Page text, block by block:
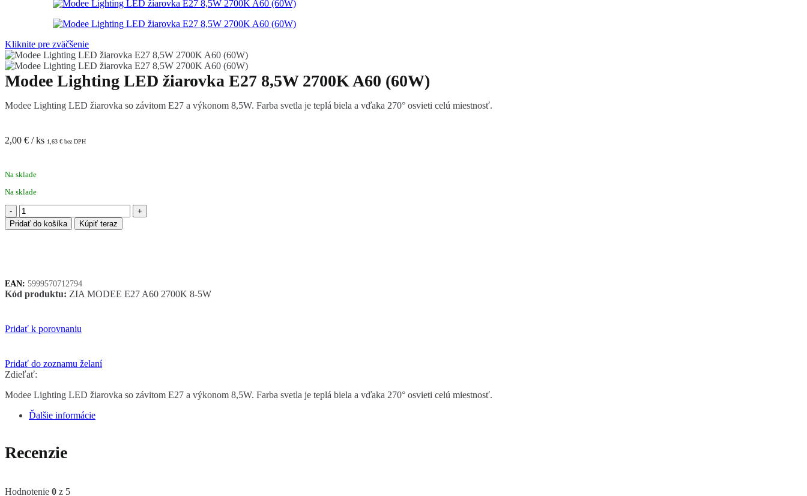
Kliknite pre zväčšenie
Modee Lighting LED žiarovka E27 8,5W 2700K A60 (60W)
Modee Lighting LED žiarovka so závitom E27 a výkonom 8,5W. Farba svetla je teplá biela a vďaka 270° osvieti celú miestnosť.
2,00 € / ks 1,63 € bez DPH
Na sklade
Na sklade
množstvo
Modee
Lighting
2700K
A60
Pridať do košíka Kúpiť teraz
EAN: 5999570712794
Kód produktu: ZIA MODEE E27 A60 2700K 8-5W
Pridať k porovnaniu
Pridať do zoznamu želaní
Zdieľať:
Modee Lighting LED žiarovka so závitom E27 a výkonom 8,5W. Farba svetla je teplá biela a vďaka 270° osvieti celú miestnosť.
Ďalšie informácie
Recenzie
Hodnotenie 0 z 5